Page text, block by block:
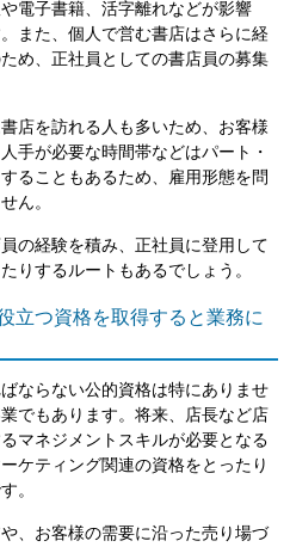
電子書籍、活字離れなどが影響
また、個人で営む書店はさらに経
め、正社員としての書店員の募集
店を訪れる人も多いため、お客様
手が必要な時間帯などはパート・
ることもあるため、雇用形態を問
ん。
の経験を積み、正社員に登用して
りするルートもあるでしょう。
立つ資格を取得すると業務に
ならない公的資格は特にありませ
でもあります。将来、店長など店
マネジメントスキルが必要となる
ケティング関連の資格をとったり
。
、お客様の需要に沿った売り場づ